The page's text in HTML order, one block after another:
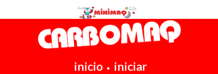
inicio • iniciar